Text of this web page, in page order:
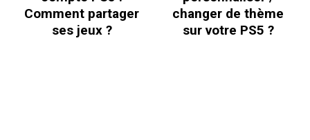
Comment partager
ses jeux ?
changer de thème
sur votre PS5 ?